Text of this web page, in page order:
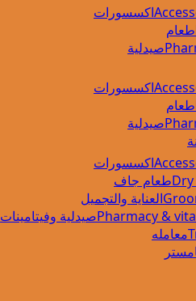
اكسسورات
طعام
صيدلية
اكسسورات
طعام
صيدلية
اكسسورات
طعام جاف
العناية والتجميل
صيدلية وفيتامينات
معامله